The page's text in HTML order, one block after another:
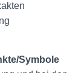
Symbole